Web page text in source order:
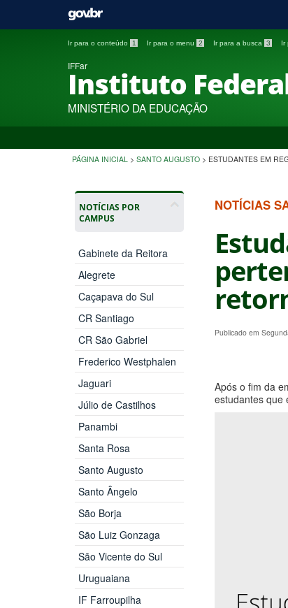
Ir para o conteúdo 1 Ir para o menu 2 Ir para a busca 3 Ir
IFFar
Instituto
MINISTÉRIO DA EDUCAÇÃO
PÁGINA INICIAL > SANTO AUGUSTO > ESTUDANTES EM
NOTÍCIAS POR
CAMPUS
Gabinete da Reitora
Alegrete
Caçapava do Sul
CR Santiago
CR São Gabriel
Frederico Westphalen
Jaguari
Júlio de Castilhos
Panambi
Santa Rosa
Santo Augusto
Santo Ângelo
São Borja
São Luiz Gonzaga
São Vicente do Sul
Uruguaiana
IF Farroupilha
NOTÍCIAS
Publicado em
Após o fim da
estudantes que